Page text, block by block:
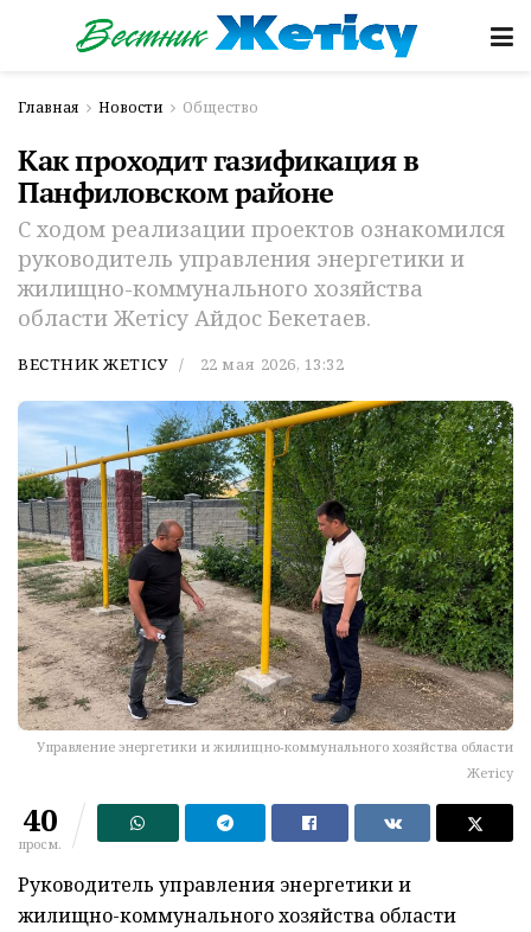
Главная Новости Общество
Как проходит газификация в
Панфиловском районе
С ходом реализации проектов ознакомился
руководитель управления энергетики и
жилищно-коммунального хозяйства
области Жетісу Айдос Бекетаев.
ВЕСТНИК ЖЕТІСУ 22 мая 2026, 13:32
Управление энергетики и жилищно-коммунального хозяйства области
Жетісу
40
просм.
Руководитель управления энергетики и
жилищно-коммунального хозяйства области